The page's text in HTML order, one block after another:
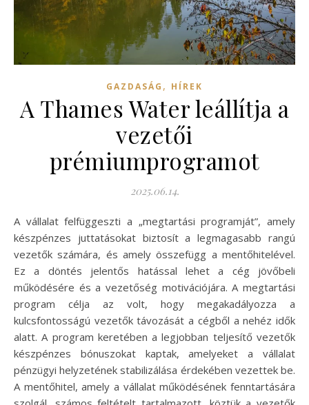
GAZDASÁG , HÍREK
A Thames Water leállítja a
vezetői
prémiumprogramot
2025.06.14.
A vállalat felfüggeszti a „megtartási programját”, amely
készpénzes juttatásokat biztosít a legmagasabb rangú
vezetők számára, és amely összefügg a mentőhitelével.
Ez a döntés jelentős hatással lehet a cég jövőbeli
működésére és a vezetőség motivációjára. A megtartási
program célja az volt, hogy megakadályozza a
kulcsfontosságú vezetők távozását a cégből a nehéz idők
alatt. A program keretében a legjobban teljesítő vezetők
készpénzes bónuszokat kaptak, amelyeket a vállalat
pénzügyi helyzetének stabilizálása érdekében vezettek be.
A mentőhitel, amely a vállalat működésének fenntartására